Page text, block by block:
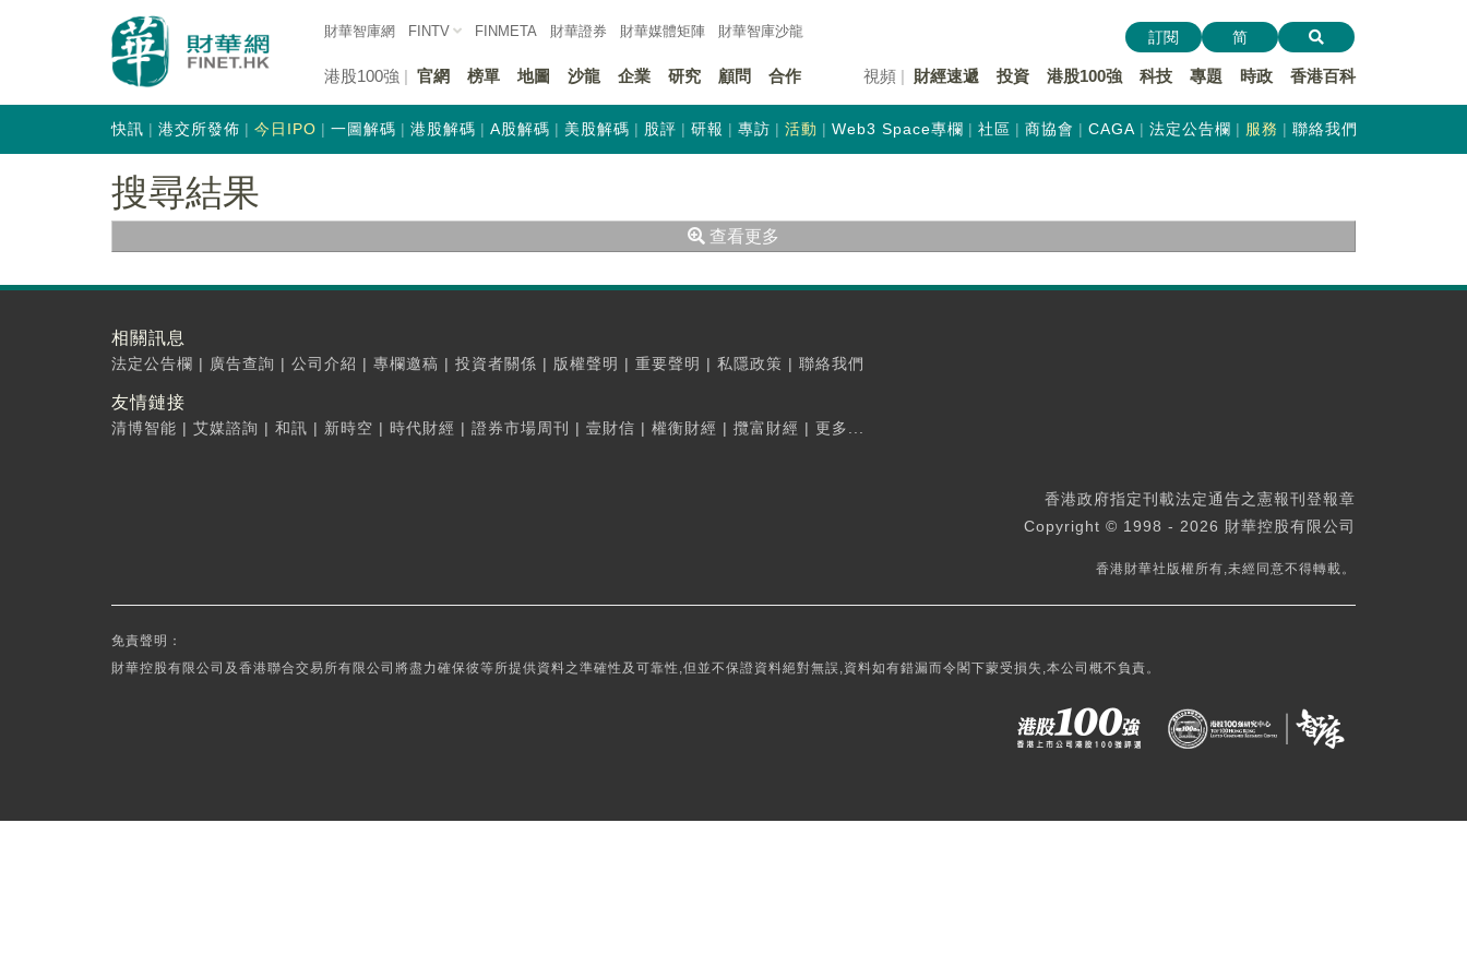
財華智庫網 FINTV FINMETA 財華證券 財華媒體矩陣 財華智庫沙龍
港股100強 官網 榜單 地圖 沙龍 企業 研究 顧問 合作 視頻 財經速遞 投資 港股100強 科技 專題 時政 香港百科
訂閱 简
快訊 港交所發佈 今日IPO 一圖解碼 港股解碼 A股解碼 美股解碼 股評 研報 專訪 活動 Web3 Space專欄 社區 商協會 CAGA 法定公告欄 服務 聯絡我們
搜尋結果
查看更多
相關訊息
法定公告欄 | 廣告查詢 | 公司介紹 | 專欄邀稿 | 投資者關係 | 版權聲明 | 重要聲明 | 私隱政策 | 聯絡我們
友情鏈接
清博智能 | 艾媒諮詢 | 和訊 | 新時空 | 時代財經 | 證券市場周刊 | 壹財信 | 權衡財經 | 攬富財經 | 更多...
香港政府指定刊載法定通告之憲報刊登報章
Copyright © 1998 - 2026 財華控股有限公司
香港財華社版權所有,未經同意不得轉載。
免責聲明：
財華控股有限公司及香港聯合交易所有限公司將盡力確保彼等所提供資料之準確性及可靠性,但並不保證資料絕對無誤,資料如有錯漏而令閣下蒙受損失,本公司概不負責。